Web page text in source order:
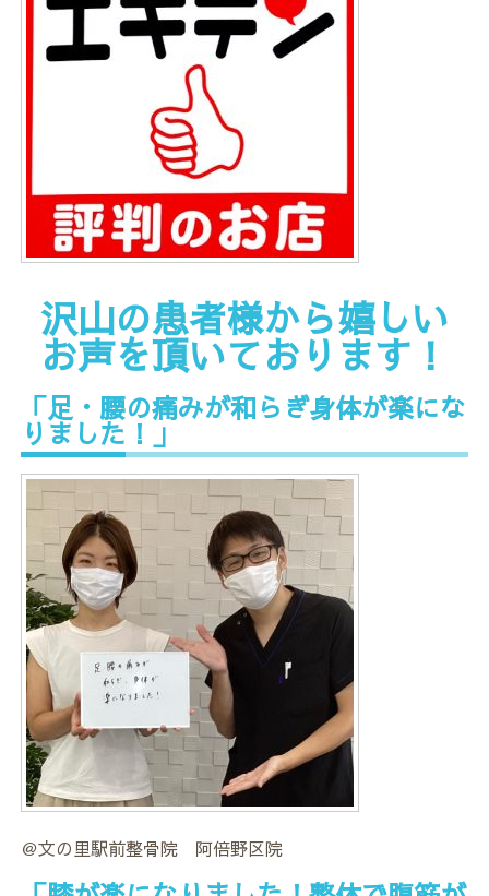
沢山の患者様から嬉しい
お声を頂いております！
「足・腰の痛みが和らぎ身体が楽にな
りました！」
＠文の里駅前整骨院 阿倍野区院